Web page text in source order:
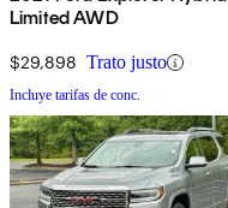
Limited AWD
$29,898 Trato justo
Incluye tarifas de conc.